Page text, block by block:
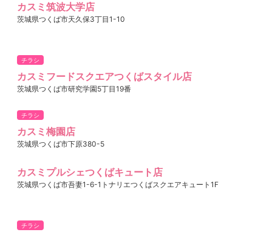
カスミ筑波大学店
茨城県つくば市天久保3丁目1-10
チラシ
カスミフードスクエアつくばスタイル店
茨城県つくば市研究学園5丁目19番
チラシ
カスミ梅園店
茨城県つくば市下原380-5
カスミプルシェつくばキュート店
茨城県つくば市吾妻1-6-1トナリエつくばスクエアキュート1F
チラシ